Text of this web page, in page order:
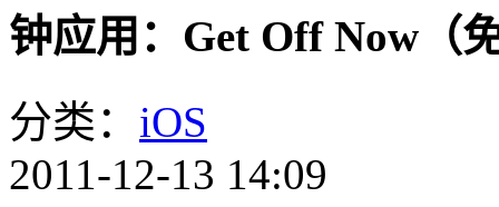
钟应用：Get Off Now（
分类： iOS
2011-12-13 14:09